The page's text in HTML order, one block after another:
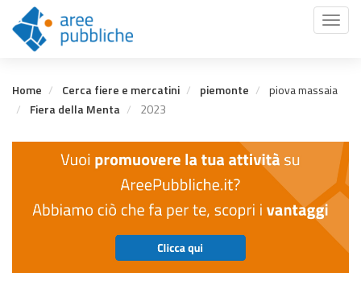
contenuto
principale
Toggle
Home Cerca fiere e mercatini piemonte
piova massaia
Fiera della Menta
2023